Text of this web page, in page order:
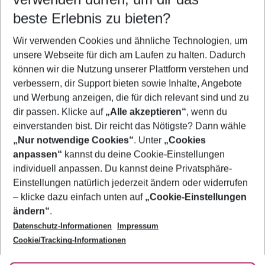
5-8 Nächte
2 Erwachsene Keine Kinder
Mehr Filter anzeigen
Footer
Footer navigation
Über uns
AGB
Bestpreisgarantie
Cookie-Einstellungen ändern
Cookie-Richtlinie
Agenturbetreuung
Barrierefreies Reisen
Folge uns
beste Erlebnis zu bieten?
Wir verwenden Cookies und ähnliche Technologien, um
unsere Webseite für dich am Laufen zu halten. Dadurch
können wir die Nutzung unserer Plattform verstehen und
verbessern, dir Support bieten sowie Inhalte, Angebote
und Werbung anzeigen, die für dich relevant sind und zu
dir passen. Klicke auf „Alle akzeptieren“, wenn du
einverstanden bist. Dir reicht das Nötigste? Dann wähle
„Nur notwendige Cookies“. Unter „Cookies
anpassen“ kannst du deine Cookie-Einstellungen
individuell anpassen. Du kannst deine Privatsphäre-
Einstellungen natürlich jederzeit ändern oder widerrufen
– klicke dazu einfach unten auf „Cookie-Einstellungen
ändern“.
Datenschutz-Informationen
Impressum
Cookie/Tracking-Informationen